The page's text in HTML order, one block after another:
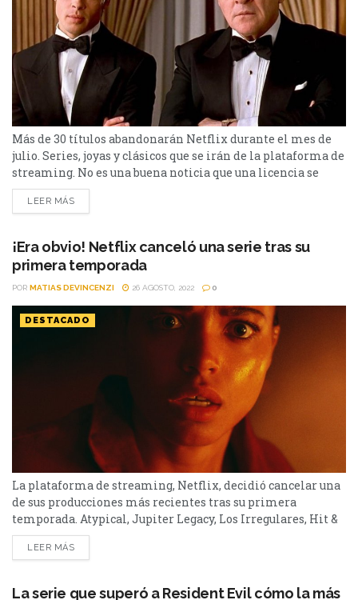
Más de 30 títulos abandonarán Netflix durante el mes de
julio. Series, joyas y clásicos que se irán de la plataforma de
streaming. No es una buena noticia que una licencia se
venza, pero así sucede en todas las plataformas de
streaming. Desde Cinéfilos te mostramos los más de 30
LEER MÁS
¡Era obvio! Netflix canceló una serie tras su
primera temporada
POR MATIAS DEVINCENZI 26 AGOSTO, 2022 0
DESTACADO
La plataforma de streaming, Netflix, decidió cancelar una
de sus producciones más recientes tras su primera
temporada. Atypical, Jupiter Legacy, Los Irregulares, Hit &
Run, Cowboy Bebop y Archivo 81 son las últimas series que
canceló Netflix. En esta oportunidad, la plataforma de
recientes. Y sin embargo, no es una...
LEER MÁS
La serie que superó a Resident Evil cómo la más